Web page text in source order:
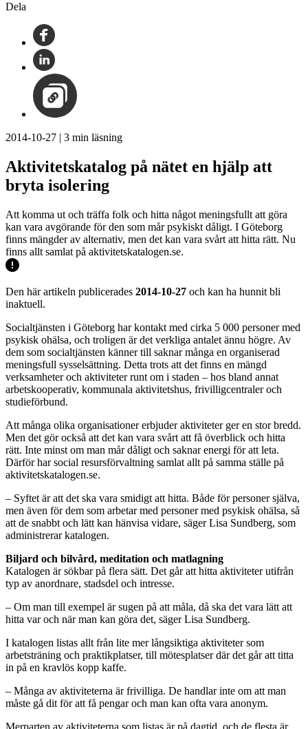
Dela
2014-10-27 | 3 min läsning
Aktivitetskatalog på nätet en hjälp att
bryta isolering
Att komma ut och träffa folk och hitta något meningsfullt att göra
kan vara avgörande för den som mår psykiskt dåligt. I Göteborg
finns mängder av alternativ, men det kan vara svårt att hitta rätt. Nu
finns allt samlat på aktivitetskatalogen.se.
Den här artikeln publicerades 2014-10-27 och kan ha hunnit bli
inaktuell.
Socialtjänsten i Göteborg har kontakt med cirka 5 000 personer med
psykisk ohälsa, och troligen är det verkliga antalet ännu högre. Av
dem som socialtjänsten känner till saknar många en organiserad
meningsfull sysselsättning. Detta trots att det finns en mängd
verksamheter och aktiviteter runt om i staden – hos bland annat
arbetskooperativ, kommunala aktivitetshus, frivilligcentraler och
studieförbund.
Att många olika organisationer erbjuder aktiviteter ger en stor bredd.
Men det gör också att det kan vara svårt att få överblick och hitta
rätt. Inte minst om man mår dåligt och saknar energi för att leta.
Därför har social resursförvaltning samlat allt på samma ställe på
aktivitetskatalogen.se.
– Syftet är att det ska vara smidigt att hitta. Både för personer själva,
men även för dem som arbetar med personer med psykisk ohälsa, så
att de snabbt och lätt kan hänvisa vidare, säger Lisa Sundberg, som
administrerar katalogen.
Biljard och bilvård, meditation och matlagning
Katalogen är sökbar på flera sätt. Det går att hitta aktiviteter utifrån
typ av anordnare, stadsdel och intresse.
– Om man till exempel är sugen på att måla, då ska det vara lätt att
hitta var och när man kan göra det, säger Lisa Sundberg.
I katalogen listas allt från lite mer långsiktiga aktiviteter som
arbetsträning och praktikplatser, till mötesplatser där det går att titta
in på en kravlös kopp kaffe.
– Många av aktiviteterna är frivilliga. De handlar inte om att man
måste gå dit för att få pengar och man kan ofta vara anonym.
Merparten av aktiviteterna som listas är på dagtid, och de flesta är